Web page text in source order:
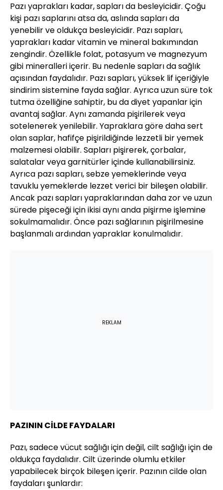
Pazı yaprakları kadar, sapları da besleyicidir. Çoğu
kişi pazı saplarını atsa da, aslında sapları da
yenebilir ve oldukça besleyicidir. Pazı sapları,
yaprakları kadar vitamin ve mineral bakımından
zengindir. Özellikle folat, potasyum ve magnezyum
gibi mineralleri içerir. Bu nedenle sapları da sağlık
açısından faydalıdır. Pazı sapları, yüksek lif içeriğiyle
sindirim sistemine fayda sağlar. Ayrıca uzun süre tok
tutma özelliğine sahiptir, bu da diyet yapanlar için
avantaj sağlar. Aynı zamanda pişirilerek veya
sotelenerek yenilebilir. Yapraklara göre daha sert
olan saplar, hafifçe pişirildiğinde lezzetli bir yemek
malzemesi olabilir. Sapları pişirerek, çorbalar,
salatalar veya garnitürler içinde kullanabilirsiniz.
Ayrıca pazı sapları, sebze yemeklerinde veya
tavuklu yemeklerde lezzet verici bir bileşen olabilir.
Ancak pazı sapları yapraklarından daha zor ve uzun
sürede pişeceği için ikisi aynı anda pişirme işlemine
sokulmamalıdır. Önce pazı sağlarının pişirilmesine
başlanmalı ardından yapraklar konulmalıdır.
REKLAM
PAZININ CİLDE FAYDALARI
Pazı, sadece vücut sağlığı için değil, cilt sağlığı için de
oldukça faydalıdır. Cilt üzerinde olumlu etkiler
yapabilecek birçok bileşen içerir. Pazının cilde olan
faydaları şunlardır: